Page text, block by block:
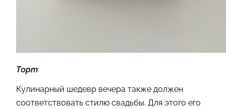
Торт
Кулинарный шедевр вечера также должен
соответствовать стилю свадьбы. Для этого его